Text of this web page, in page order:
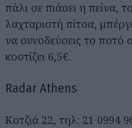
πάλι σε πιάσει η πείνα,
λαχταριστή πίτσα,
να συνοδεύσεις το ποτό
κοστίζει 6,5€.
Radar Athens
Κοτζιά 22, τηλ: 21 0994